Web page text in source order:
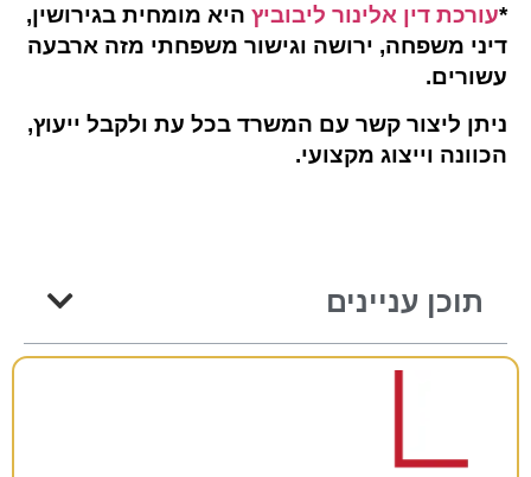
*עורכת דין אלינור ליבוביץ היא מומחית בגירושין,
דיני משפחה, ירושה וגישור משפחתי מזה ארבעה
עשורים.
ניתן ליצור קשר עם המשרד בכל עת ולקבל ייעוץ,
הכוונה וייצוג מקצועי.
תוכן עניינים